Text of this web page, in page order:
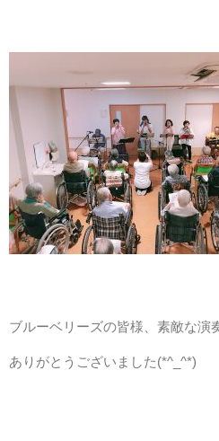
グループホームトマト村
居宅介護支援事業者トマト村
ブルーベリーズの皆様、素敵な演
ありがとうございました(*^_^*)